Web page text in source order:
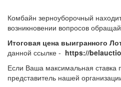
Комбайн зерноуборочный
возникновении
Итоговая цена выигранного
данной ссылке - https://
Если Ваша максимальная ставка
представитель нашей